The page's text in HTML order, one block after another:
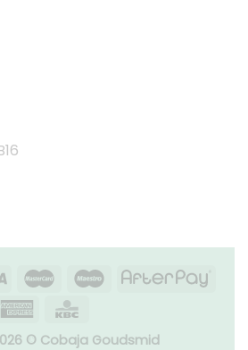
© Cobaja Goudsmid